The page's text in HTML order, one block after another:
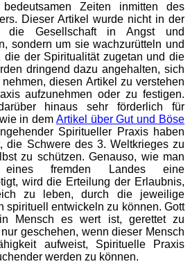
Zeiten inmitten des
Dieser Artikel wurde nicht in der
die Gesellschaft in Angst und
sondern um sie wachzurütteln und
die der Spiritualität zugetan und die
dringend dazu angehalten, sich
diesen Artikel zu verstehen
aufzunehmen oder zu festigen.
hinaus sehr förderlich für
in dem Artikel über Gut und Böse
Spiritueller Praxis haben
die Schwere des 3. Weltkrieges zu
zu schützen. Genauso, wie man
fremden Landes eine
wird die Erteilung der Erlaubnis,
zu leben, durch die jeweilige
spirituell entwickeln zu können. Gott
Mensch es wert ist, gerettet zu
geschehen, wenn dieser Mensch
aufweist, Spirituelle Praxis
werden zu können.